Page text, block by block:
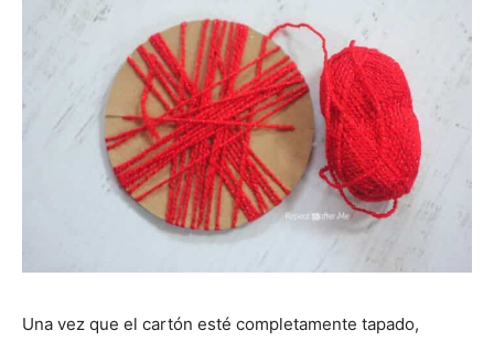
Una vez que el cartón esté completamente tapado,